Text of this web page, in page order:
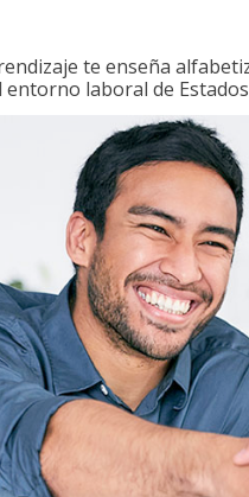
te enseña
laboral de